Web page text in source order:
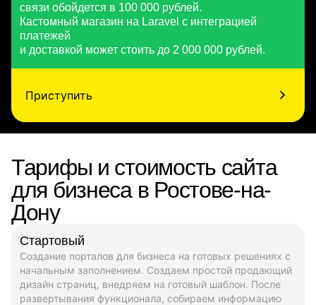
связи обойдется в 100 000 рублей.
Кастомный магазин на Laravel с интеграцией
платежей
и доставкой может стоить до 2 000 000 рублей.
Приступить
Тарифы и стоимость сайта
для бизнеса в Ростове-на-
Дону
Стартовый
Создание порталов для бизнеса на готовых решениях с
начальным заполнением. Создаем простой продающий
дизайн страниц, внедряем на готовый шаблон. После
развертывания функционала, собираем информацию